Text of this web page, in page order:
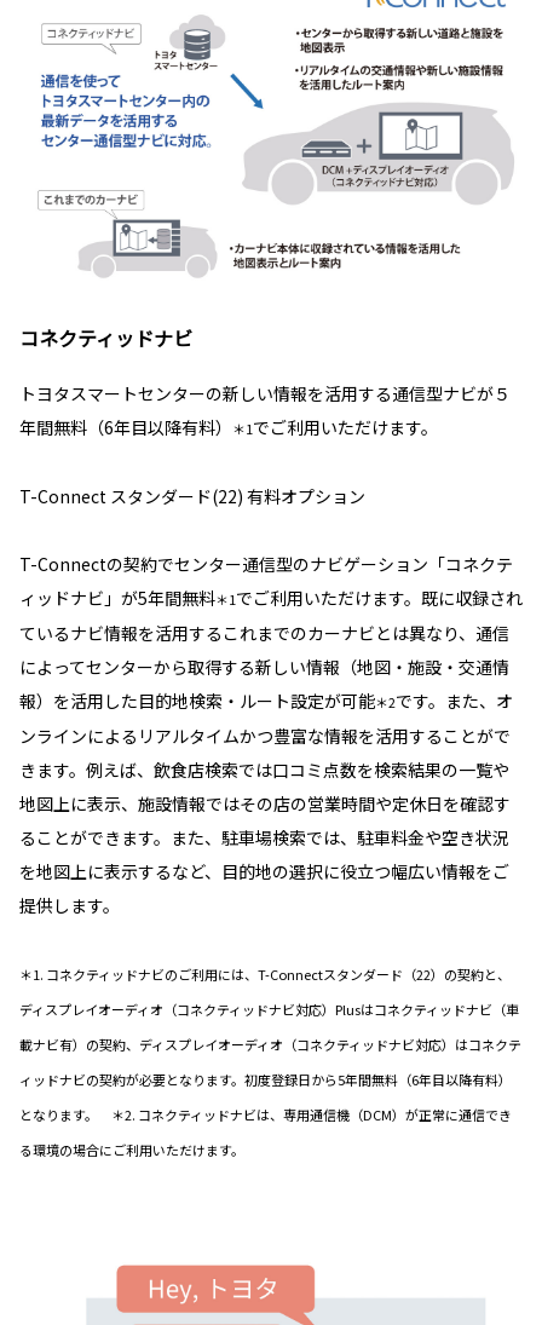
コネクティッドナビ
トヨタスマートセンターの新しい情報を活用する通信型ナビが５
年間無料（6年目以降有料）
＊1でご利用いただけます。
T-Connect スタンダード(22) 有料オプション
T-Connectの契約でセンター通信型のナビゲーション「コネクテ
ィッドナビ」が5年間無料＊1でご利用いただけます。既に収録され
ているナビ情報を活用するこれまでのカーナビとは異なり、通信
によってセンターから取得する新しい情報（地図・施設・交通情
報）を活用した目的地検索・ルート設定が可能＊2です。また、オ
ンラインによるリアルタイムかつ豊富な情報を活用することがで
きます。例えば、飲食店検索では口コミ点数を検索結果の一覧や
地図上に表示、施設情報ではその店の営業時間や定休日を確認す
ることができます。また、駐車場検索では、駐車料金や空き状況
を地図上に表示するなど、目的地の選択に役立つ幅広い情報をご
提供します。
＊1. コネクティッドナビのご利用には、T-Connectスタンダード（22）の契約と、
ディスプレイオーディオ（コネクティッドナビ対応）Plusはコネクティッドナビ（車
載ナビ有）の契約、ディスプレイオーディオ（コネクティッドナビ対応）はコネクテ
ィッドナビの契約が必要となります。初度登録日から5年間無料（6年目以降有料）
となります。 ＊2. コネクティッドナビは、専用通信機（DCM）が正常に通信でき
る環境の場合にご利用いただけます。